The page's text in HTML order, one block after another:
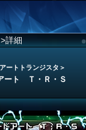
>詳細
ートトランジスタ＞
ート Ｔ・Ｒ・Ｓ